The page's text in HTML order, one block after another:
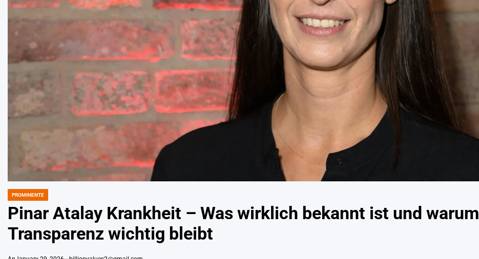
POSTED
PROMINENTE
Pinar Atalay Krankheit – Was wirklich bekannt ist und warum
Transparenz wichtig bleibt